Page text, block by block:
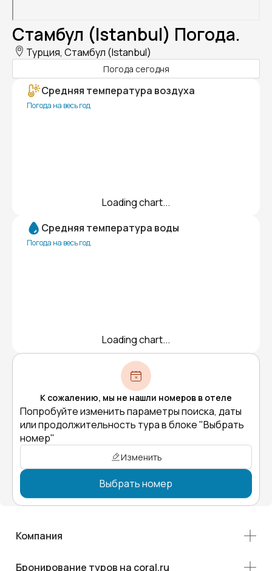
Стамбул (Istanbul) Погода.
Турция, Стамбул (Istanbul)
Погода сегодня
Средняя температура воздуха
Погода на весь год
Loading chart...
Средняя температура воды
Погода на весь год
Loading chart...
К сожалению, мы не нашли номеров в отеле
Попробуйте изменить параметры поиска, даты
или продолжительность тура в блоке "Выбрать
номер"
Изменить
Выбрать номер
Компания
Бронирование туров на coral.ru